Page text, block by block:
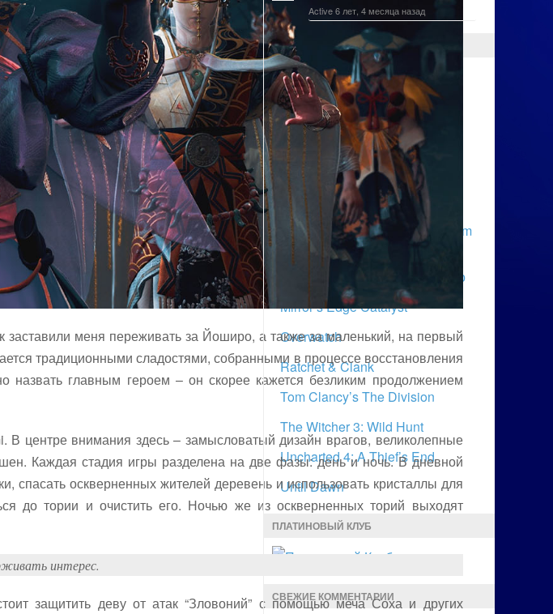
заставили меня переживать за Йоширо, а также за маленький, на первый
традиционными сладостями, собранными в процессе восстановления
назвать главным героем – он скорее кажется безликим продолжением
центре внимания здесь – замысловатый дизайн врагов, великолепные
Каждая стадия игры разделена на две фазы: день и ночь. В дневной
спасать оскверненных жителей деревень и использовать кристаллы для
до тории и очистить его. Ночью же из оскверненных торий выходят
интерес.
защитить деву от атак “Зловоний” с помощью меча Соха и других
Active 6 лет, 4 месяца назад
ТОП НОВИНОК
Battleborn
Dark Souls III
Doom
Dying Light
Far Cry Primal
Metal Gear Solid V: The Phantom
Бездепозитные бонусы казино
Mirror’s Edge Catalyst
Overwatch
Ratchet & Clank
Tom Clancy’s The Division
The Witcher 3: Wild Hunt
Uncharted 4: A Thief’s End
Until Dawn
ПЛАТИНОВЫЙ КЛУБ
СВЕЖИЕ КОММЕНТАРИИ